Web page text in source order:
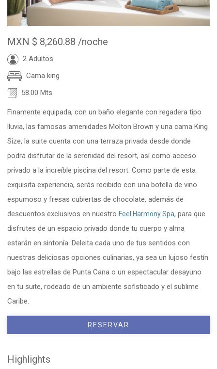
MXN $ 8,260.88 /noche
2 Adultos
Cama king
58.00 Mts
Finamente equipada, con un baño elegante con regadera tipo
lluvia, las famosas amenidades Molton Brown y una cama King
Size, la suite cuenta con una terraza privada desde donde
podrá disfrutar de la serenidad del resort, así como acceso
privado a la increíble piscina del resort. Como parte de esta
exquisita experiencia, serás recibido con una botella de vino
espumoso y fresas cubiertas de chocolate, además de
descuentos exclusivos en nuestro Feel Harmony Spa, para que
disfrutes de un espacio privado donde tu cuerpo y alma
estarán en sintonía. Deleita cada uno de tus sentidos con
nuestras deliciosas opciones culinarias, ya sea un lujoso festín
bajo las estrellas de Punta Cana o un espectacular desayuno
en tu suite, rodeado de un ambiente sofisticado y el sublime
Caribe.
RESERVAR
Highlights